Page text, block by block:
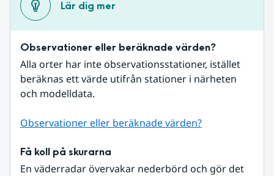
Lär dig mer
Observationer eller beräknade värden?
Alla orter har inte observationsstationer, istället
beräknas ett värde utifrån stationer i närheten
och modelldata.
Observationer eller beräknade värden?
Få koll på skurarna
En väderradar övervakar nederbörd och gör det